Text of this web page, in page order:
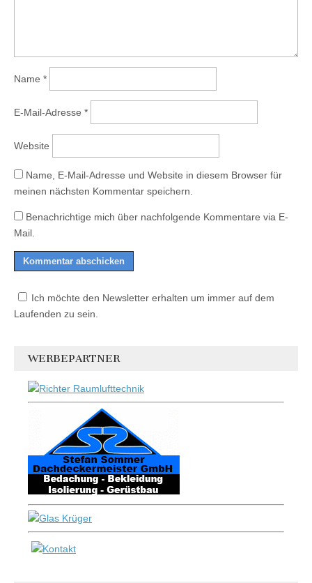
Name *
E-Mail-Adresse *
Website
Name, E-Mail-Adresse und Website in diesem Browser für
meinen nächsten Kommentar speichern.
Benachrichtige mich über nachfolgende Kommentare via E-
Mail.
Ich möchte den Newsletter erhalten um immer auf dem
Laufenden zu sein.
WERBEPARTNER